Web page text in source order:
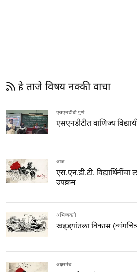
हे ताजे विषय नक्की वाचा
एसएनडीटी पुणे
एसएनडीटीत वाणिज्य
आज
एस.एन.डी.टी.
उपक्रम
अभिव्यक्ती
खड्ड्यांतला विकास
अक्षरमंच